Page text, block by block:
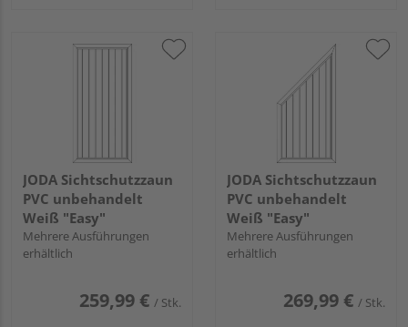
JODA Sichtschutzzaun
PVC unbehandelt
Weiß "Easy"
Mehrere Ausführungen
erhältlich
259,99 € / Stk.
JODA Sichtschutzzaun
PVC unbehandelt
Weiß "Easy"
Mehrere Ausführungen
erhältlich
269,99 € / Stk.